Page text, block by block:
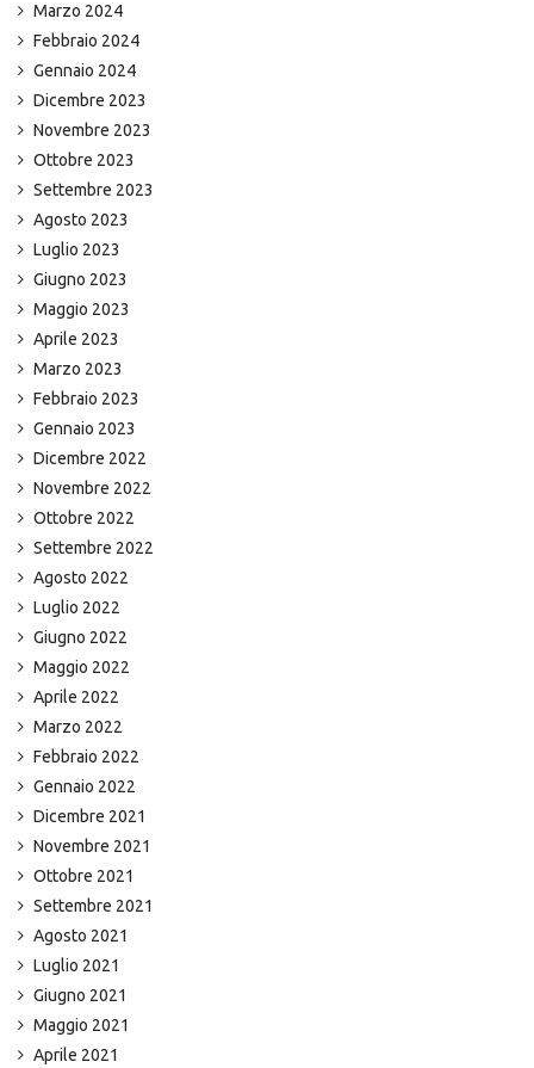
Marzo 2024
Febbraio 2024
Gennaio 2024
Dicembre 2023
Novembre 2023
Ottobre 2023
Settembre 2023
Agosto 2023
Luglio 2023
Giugno 2023
Maggio 2023
Aprile 2023
Marzo 2023
Febbraio 2023
Gennaio 2023
Dicembre 2022
Novembre 2022
Ottobre 2022
Settembre 2022
Agosto 2022
Luglio 2022
Giugno 2022
Maggio 2022
Aprile 2022
Marzo 2022
Febbraio 2022
Gennaio 2022
Dicembre 2021
Novembre 2021
Ottobre 2021
Settembre 2021
Agosto 2021
Luglio 2021
Giugno 2021
Maggio 2021
Aprile 2021